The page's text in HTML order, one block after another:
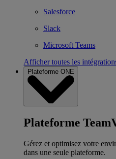
Salesforce
Slack
Microsoft Teams
Afficher toutes les
Plateforme ONE
Plateforme
Gérez et optimisez votre
dans une seule plateforme.